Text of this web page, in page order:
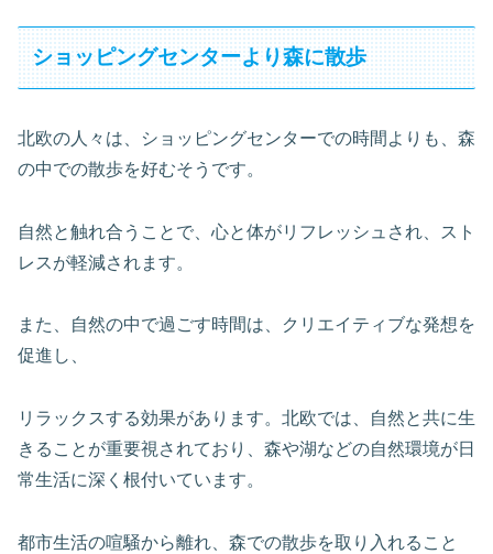
ショッピングセンターより森に散歩
北欧の人々は、ショッピングセンターでの時間よりも、森
の中での散歩を好むそうです。
自然と触れ合うことで、心と体がリフレッシュされ、スト
レスが軽減されます。
また、自然の中で過ごす時間は、クリエイティブな発想を
促進し、
リラックスする効果があります。北欧では、自然と共に生
きることが重要視されており、森や湖などの自然環境が日
常生活に深く根付いています。
都市生活の喧騒から離れ、森での散歩を取り入れること